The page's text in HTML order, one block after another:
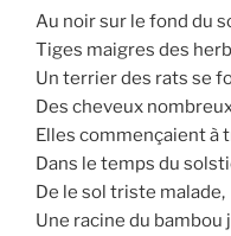
Au noir sur le fond du
Tiges maigres des
Un terrier des rats se
Des cheveux
Elles commençaient à
Dans le temps du
De le sol triste malade,
Une racine du bambou